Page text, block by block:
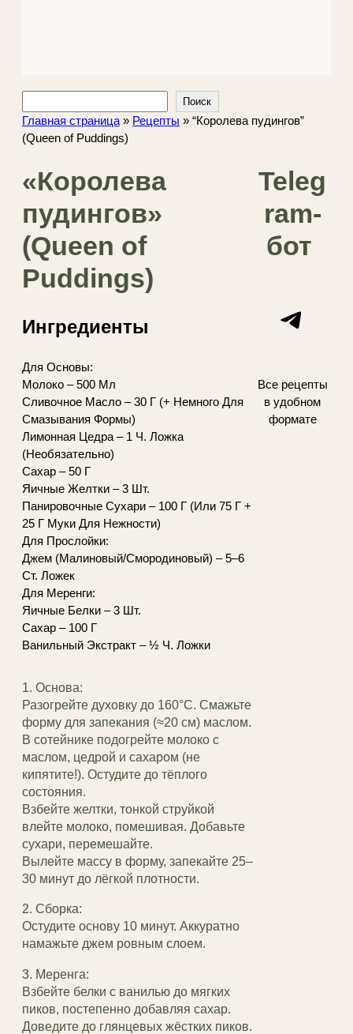
Поиск
Главная страница » Рецепты » “Королева пудингов”
(Queen of Puddings)
«Королева
пудингов»
(Queen of
Puddings)
Ингредиенты
Для Основы:
Молоко – 500 Мл
Сливочное Масло – 30 Г (+ Немного Для
Смазывания Формы)
Лимонная Цедра – 1 Ч. Ложка
(Необязательно)
Сахар – 50 Г
Яичные Желтки – 3 Шт.
Панировочные Сухари – 100 Г (Или 75 Г +
25 Г Муки Для Нежности)
Для Прослойки:
Джем (Малиновый/Смородиновый) – 5–6
Ст. Ложек
Для Меренги:
Яичные Белки – 3 Шт.
Сахар – 100 Г
Ванильный Экстракт – ½ Ч. Ложки
1. Основа:
Разогрейте духовку до 160°C. Смажьте
форму для запекания (≈20 см) маслом.
В сотейнике подогрейте молоко с
маслом, цедрой и сахаром (не
кипятите!). Остудите до тёплого
состояния.
Взбейте желтки, тонкой струйкой
влейте молоко, помешивая. Добавьте
сухари, перемешайте.
Вылейте массу в форму, запекайте 25–
30 минут до лёгкой плотности.
2. Сборка:
Остудите основу 10 минут. Аккуратно
намажьте джем ровным слоем.
3. Меренга:
Взбейте белки с ванилью до мягких
пиков, постепенно добавляя сахар.
Доведите до глянцевых жёстких пиков.
Teleg
ram-
бот
Telegram
Все рецепты
в удобном
формате